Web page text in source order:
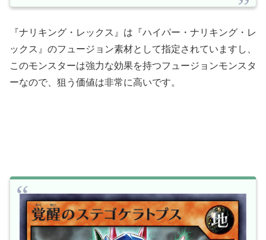
『ナリキング・レックス』は『ハイパー・ナリキング・レ
ックス』のフュージョン素材として指定されていますし、
このモンスターは強力な効果を持つフュージョンモンスタ
ーなので、狙う価値は非常に高いです。